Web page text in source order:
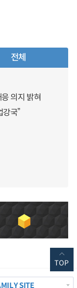
전체
의지 밝혀
국”
SITE
TOP